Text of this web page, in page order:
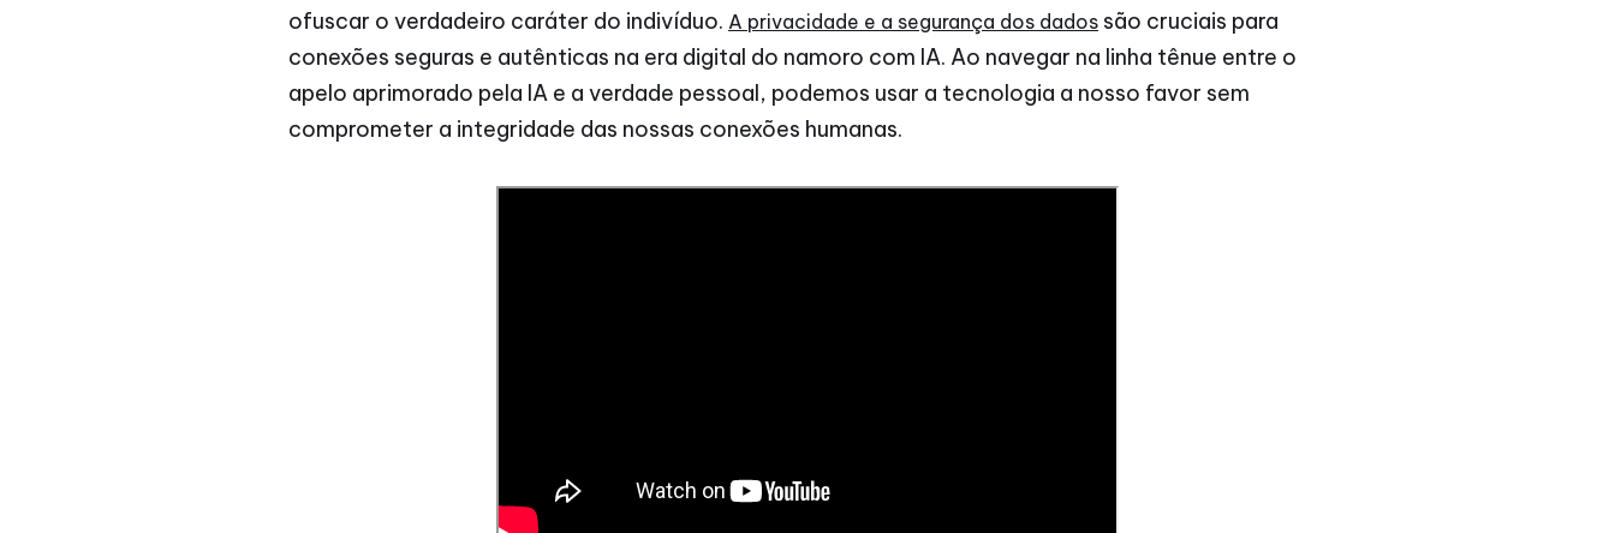
ofuscar o verdadeiro caráter do indivíduo. A privacidade e a segurança dos dados são cruciais para
conexões seguras e autênticas na era digital do namoro com IA. Ao navegar na linha tênue entre o
apelo aprimorado pela IA e a verdade pessoal, podemos usar a tecnologia a nosso favor sem
comprometer a integridade das nossas conexões humanas.